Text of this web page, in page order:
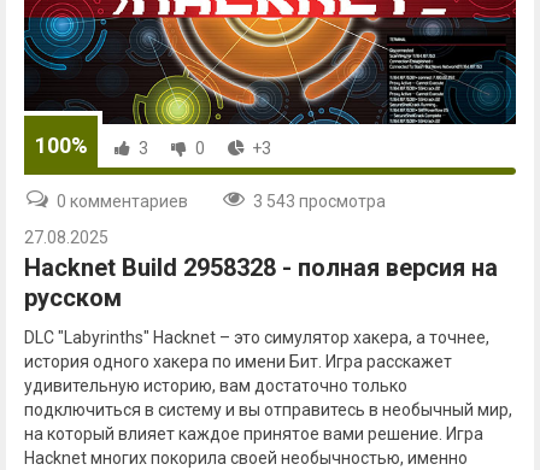
100% 3 0 +3
0 комментариев
3 543 просмотра
27.08.2025
Hacknet Build 2958328 - полная версия на
русском
DLC "Labyrinths" Hacknet – это симулятор хакера, а точнее,
история одного хакера по имени Бит. Игра расскажет
удивительную историю, вам достаточно только
подключиться в систему и вы отправитесь в необычный мир,
на который влияет каждое принятое вами решение. Игра
Hacknet многих покорила своей необычностью, именно